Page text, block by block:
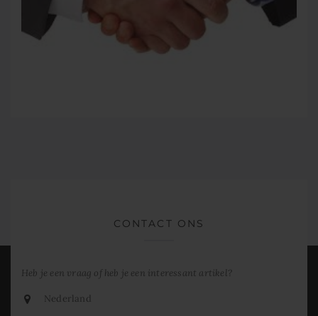
CONTACT ONS
Heb je een vraag of heb je een interessant artikel?
Nederland